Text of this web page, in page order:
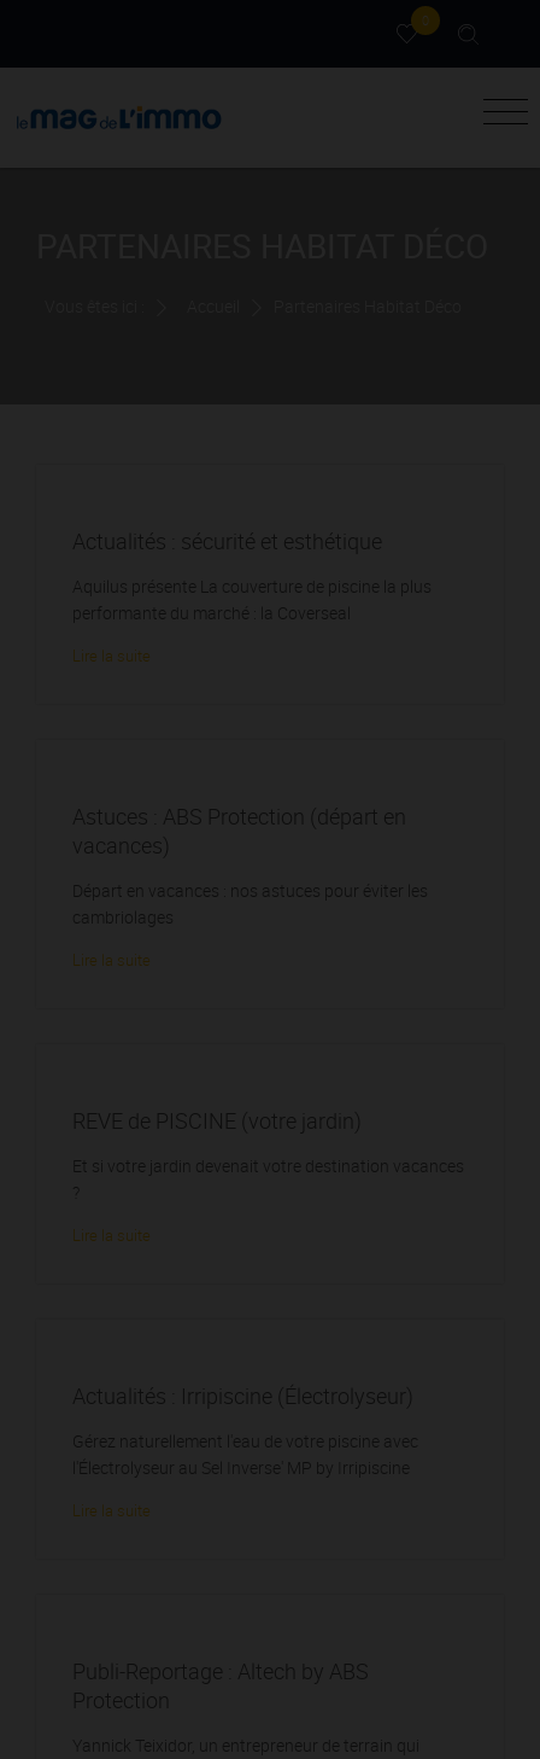
0
Actualités : sécurité et esthétique
Aquilus présente La couverture de piscine la plus
performante du marché : la Coverseal
Lire la suite
Astuces : ABS Protection (départ en
vacances)
Départ en vacances : nos astuces pour éviter les
cambriolages
Lire la suite
REVE de PISCINE (votre jardin)
Et si votre jardin devenait votre destination vacances
?
Lire la suite
Actualités : Irripiscine (Électrolyseur)
Gérez naturellement l'eau de votre piscine avec
l'Électrolyseur au Sel Inverse' MP by Irripiscine
Lire la suite
Publi-Reportage : Altech by ABS
Protection
Yannick Teixidor, un entrepreneur de terrain qui